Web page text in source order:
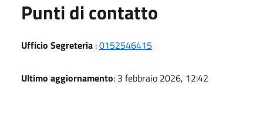
Punti di contatto
Ufficio Segreteria :0152546415
Ultimo aggiornamento: 3 febbraio 2026, 12:42